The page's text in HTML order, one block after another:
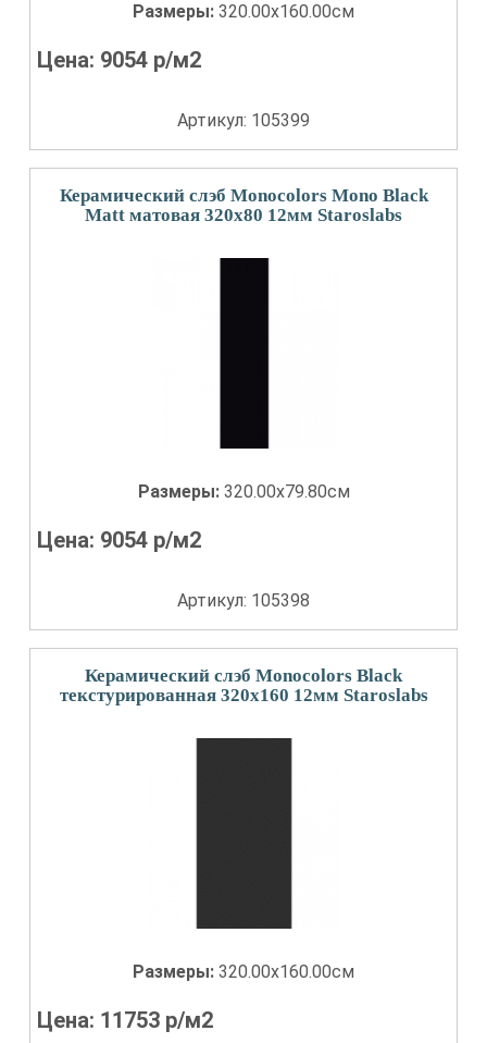
Размеры: 320.00x160.00см
Цена: 9054 р/м2
Артикул: 105399
Керамический слэб Monocolors Mono Black
Matt матовая 320x80 12мм Staroslabs
Размеры: 320.00x79.80см
Цена: 9054 р/м2
Артикул: 105398
Керамический слэб Monocolors Black
текстурированная 320x160 12мм Staroslabs
Размеры: 320.00x160.00см
Цена: 11753 р/м2